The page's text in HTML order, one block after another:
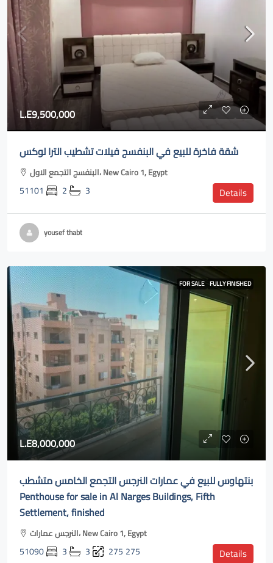
L.E9,500,000
شقة فاخرة للبيع في البنفسج فيلات تشطيب الترا لوكس
البنفسج التجمع الاول، New Cairo 1, Egypt
51101 2 3 Details
yousef thabt
FOR SALE FULLY FINISHED
L.E8,000,000
بنتهاوس للبيع في عمارات النرجس التجمع الخامس متشطب
Penthouse for sale in Al Narges Buildings, Fifth
Settlement, finished
النرجس عمارات، New Cairo 1, Egypt
51090 3 3 275 275 Details